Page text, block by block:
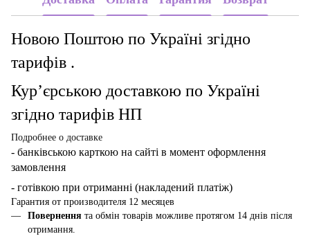
Новою Поштою по Україні згідно
тарифів .
Кур’єрською доставкою по Україні
згідно тарифів НП
Подробнее о доставке
- банківською карткою на сайті в момент оформлення
замовлення
- готівкою при отриманні (накладений платіж)
Гарантия от производителя 12 месяцев
Повернення та обмін товарів можливе протягом 14 днів після
отримання.